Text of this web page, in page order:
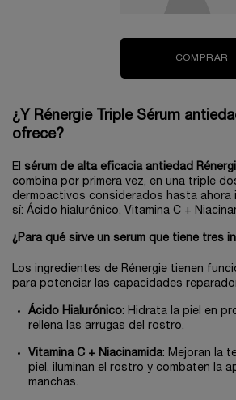
COMPRAR
¿Y Rénergie Triple Sérum
ofrece?
El sérum de alta eficacia antiedad
combina por primera vez, en una triple
dermoactivos considerados hasta ahora
sí: Ácido hialurónico, Vitamina C +
¿Para qué sirve un serum que tiene tres
Los ingredientes de Rénergie tienen
para potenciar las capacidades
Ácido Hialurónico: Hidrata la piel en
rellena las arrugas del rostro.
Vitamina C + Niacinamida: Mejoran la
piel, iluminan el rostro y combaten la
manchas.